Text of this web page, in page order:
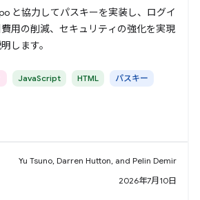
と協力してパスキーを実装し、ログイ
用の削減、セキュリティの強化を実現
します。
JavaScript HTML パスキー
Yu Tsuno, Darren Hutton, and Pelin Demir
2026年7月10日